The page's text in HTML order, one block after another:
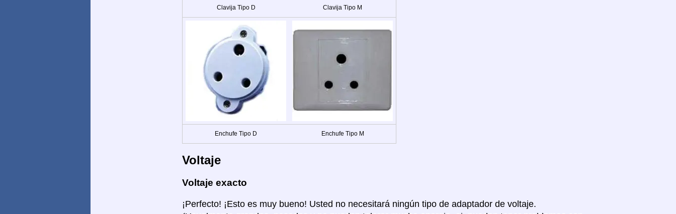
Clavija Tipo D Clavija Tipo M
Enchufe Tipo D Enchufe Tipo M
Voltaje
Voltaje exacto
¡Perfecto! ¡Esto es muy bueno! Usted no necesitará ningún tipo de adaptador de voltaje.